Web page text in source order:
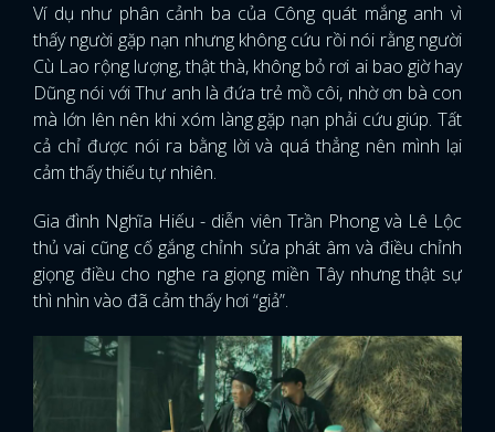
Ví dụ như phân cảnh ba của Công quát mắng anh vì
thấy người gặp nạn nhưng không cứu rồi nói rằng người
Cù Lao rộng lượng, thật thà, không bỏ rơi ai bao giờ hay
Dũng nói với Thư anh là đứa trẻ mồ côi, nhờ ơn bà con
mà lớn lên nên khi xóm làng gặp nạn phải cứu giúp. Tất
cả chỉ được nói ra bằng lời và quá thẳng nên mình lại
cảm thấy thiếu tự nhiên.
Gia đình Nghĩa Hiếu - diễn viên Trần Phong và Lê Lộc
thủ vai cũng cố gắng chỉnh sửa phát âm và điều chỉnh
giọng điều cho nghe ra giọng miền Tây nhưng thật sự
thì nhìn vào đã cảm thấy hơi “giả”.